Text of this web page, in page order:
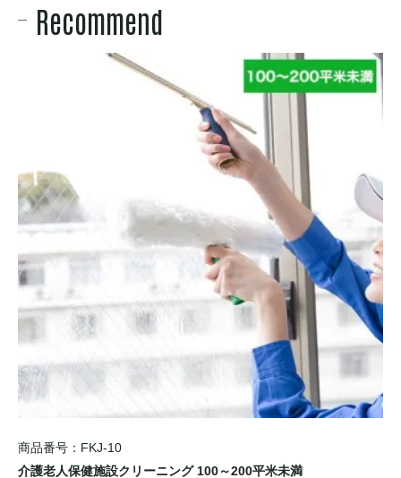
Recommend
商品番号：FKJ-10
介護老人保健施設クリーニング 100～200平米未満